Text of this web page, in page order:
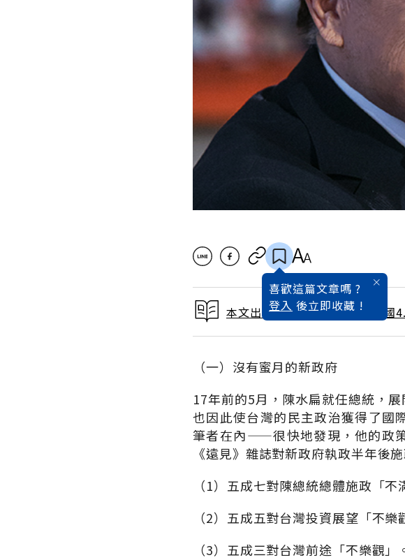
喜歡這篇文章嗎 ?
登入 後立即收藏 !
本文出自 2017 / 3月號雜誌 泰國
（一）沒有蜜月的新政府
17年前的5月，陳水扁就任總統，
也因此使台灣的民主政治獲得了
筆者在內——很快地發現，他的政
《遠見》雜誌對新政府執政半年後
（1）五成七對陳總統總體施政「不
（2）五成五對台灣投資展望「不樂
（3）五成三對台灣前途「不樂觀」